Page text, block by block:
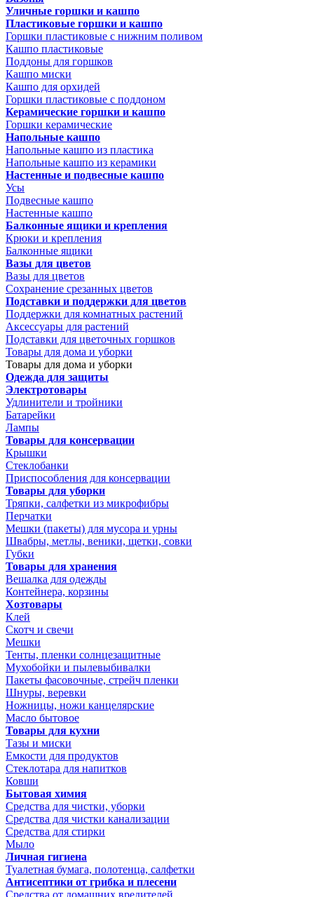
Уличные горшки и кашпо
Пластиковые горшки и кашпо
Горшки пластиковые с нижним поливом
Кашпо пластиковые
Поддоны для горшков
Кашпо миски
Кашпо для орхидей
Горшки пластиковые с поддоном
Керамические горшки и кашпо
Горшки керамические
Напольные кашпо
Напольные кашпо из пластика
Напольные кашпо из керамики
Настенные и подвесные кашпо
Усы
Подвесные кашпо
Настенные кашпо
Балконные ящики и крепления
Крюки и крепления
Балконные ящики
Вазы для цветов
Вазы для цветов
Сохранение срезанных цветов
Подставки и поддержки для цветов
Поддержки для комнатных растений
Аксессуары для растений
Подставки для цветочных горшков
Товары для дома и уборки
Товары для дома и уборки
Одежда для защиты
Электротовары
Удлинители и тройники
Батарейки
Лампы
Товары для консервации
Крышки
Стеклобанки
Приспособления для консервации
Товары для уборки
Тряпки, салфетки из микрофибры
Перчатки
Мешки (пакеты) для мусора и урны
Швабры, метлы, веники, щетки, совки
Губки
Товары для хранения
Вешалка для одежды
Контейнера, корзины
Хозтовары
Клей
Скотч и свечи
Мешки
Тенты, пленки солнцезащитные
Мухобойки и пылевыбивалки
Пакеты фасовочные, стрейч пленки
Шнуры, веревки
Ножницы, ножи канцелярские
Масло бытовое
Товары для кухни
Тазы и миски
Емкости для продуктов
Стеклотара для напитков
Ковши
Бытовая химия
Средства для чистки, уборки
Средства для чистки канализации
Средства для стирки
Мыло
Личная гигиена
Туалетная бумага, полотенца, салфетки
Антисептики от грибка и плесени
Средства от домашних вредителей